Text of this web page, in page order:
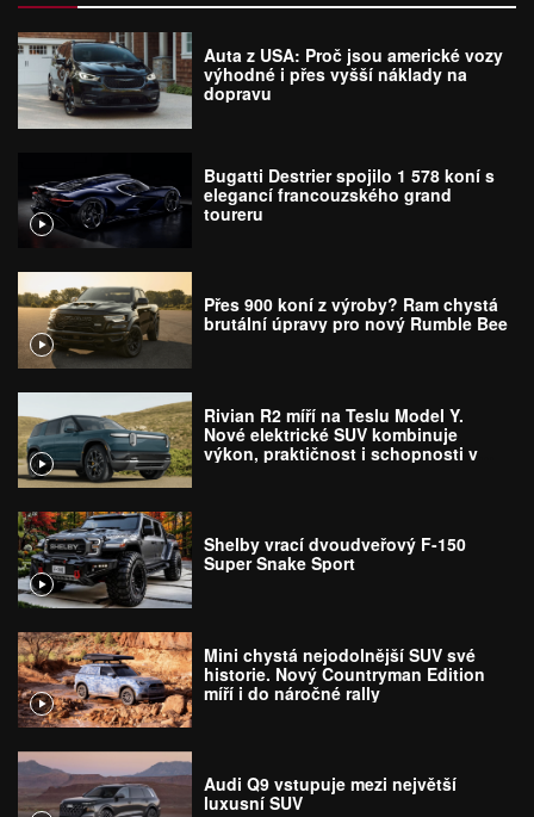
Auta z USA: Proč jsou americké vozy
výhodné i přes vyšší náklady na
dopravu
Bugatti Destrier spojilo 1 578 koní s
elegancí francouzského grand
toureru
Přes 900 koní z výroby? Ram chystá
brutální úpravy pro nový Rumble Bee
Rivian R2 míří na Teslu Model Y.
Nové elektrické SUV kombinuje
výkon, praktičnost i schopnosti v
Shelby vrací dvoudveřový F-150
Super Snake Sport
Mini chystá nejodolnější SUV své
historie. Nový Countryman Edition
míří i do náročné rally
Audi Q9 vstupuje mezi největší
luxusní SUV